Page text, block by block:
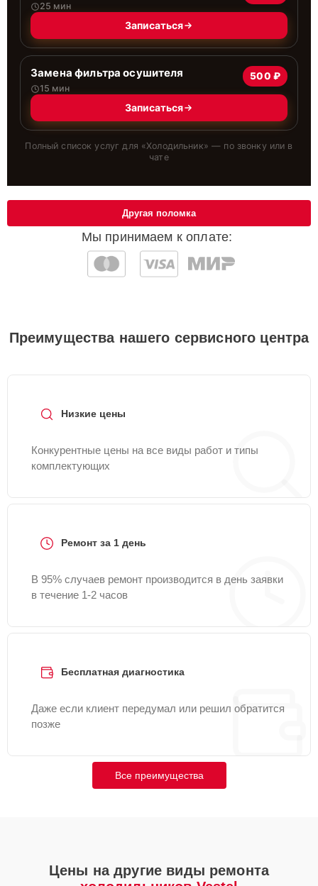
25 мин
Записаться
Замена фильтра осушителя
15 мин
500 ₽
Записаться
Полный список услуг для «Холодильник» — по звонку или в
чате
Мы принимаем к оплате:
Другая поломка
Преимущества нашего сервисного центра
Низкие цены
Конкурентные цены на все виды работ и типы
комплектующих
Ремонт за 1 день
В 95% случаев ремонт производится в день заявки
в течение 1-2 часов
Бесплатная диагностика
Даже если клиент передумал или решил обратится
позже
Все преимущества
Цены на другие виды ремонта